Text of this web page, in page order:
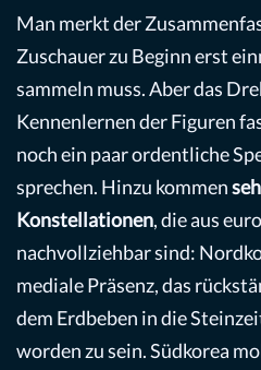
Man merkt der
Zuschauer zu Beginn erst
sammeln muss. Aber das
Kennenlernen der Figuren
noch ein paar ordentliche
sprechen. Hinzu kommen
Konstellationen, die aus
nachvollziehbar sind:
mediale Präsenz, das
dem Erdbeben in die
worden zu sein. Südkorea